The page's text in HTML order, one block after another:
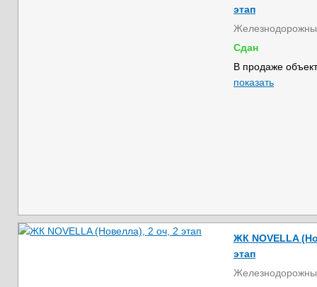
этап
Сдан
В продаже
показать
ЖК NOVELLA
этап